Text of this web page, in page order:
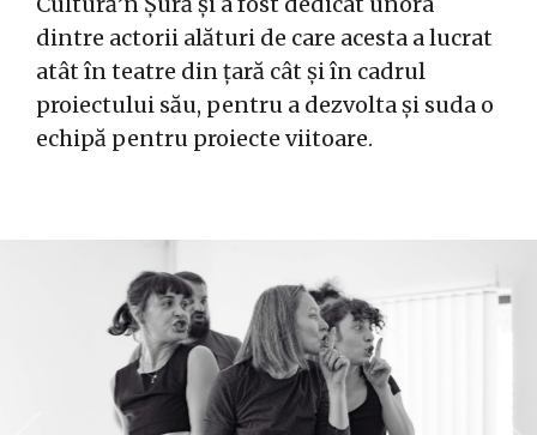
dintre actorii alături de care acesta a lucrat
atât în teatre din țară cât și în cadrul
proiectului său, pentru a dezvolta și suda o
echipă pentru proiecte viitoare.